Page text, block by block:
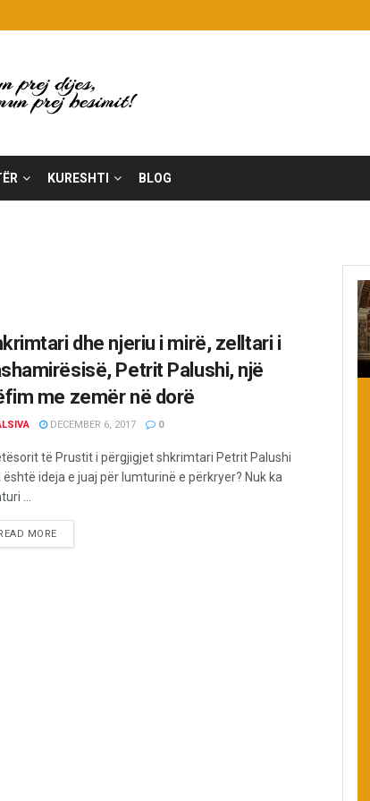
KURESHTI BLOG
dhe njeriu i mirë, zelltari i
Petrit Palushi, një
me zemër në dorë
DECEMBER 6, 2017 0
të Prustit i përgjigjet shkrimtari Petrit Palushi
është ideja e juaj për lumturinë e përkryer? Nuk ka
...
MORE